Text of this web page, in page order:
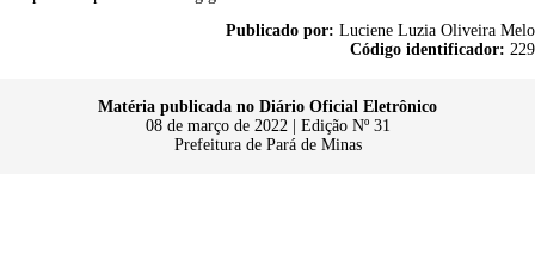
Publicado por: Luciene Luzia Oliveira Melo
Código identificador: 229
Matéria publicada no Diário Oficial Eletrônico
08 de março de 2022 | Edição Nº 31
Prefeitura de Pará de Minas